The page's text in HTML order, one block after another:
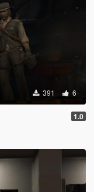
391 6
1.0